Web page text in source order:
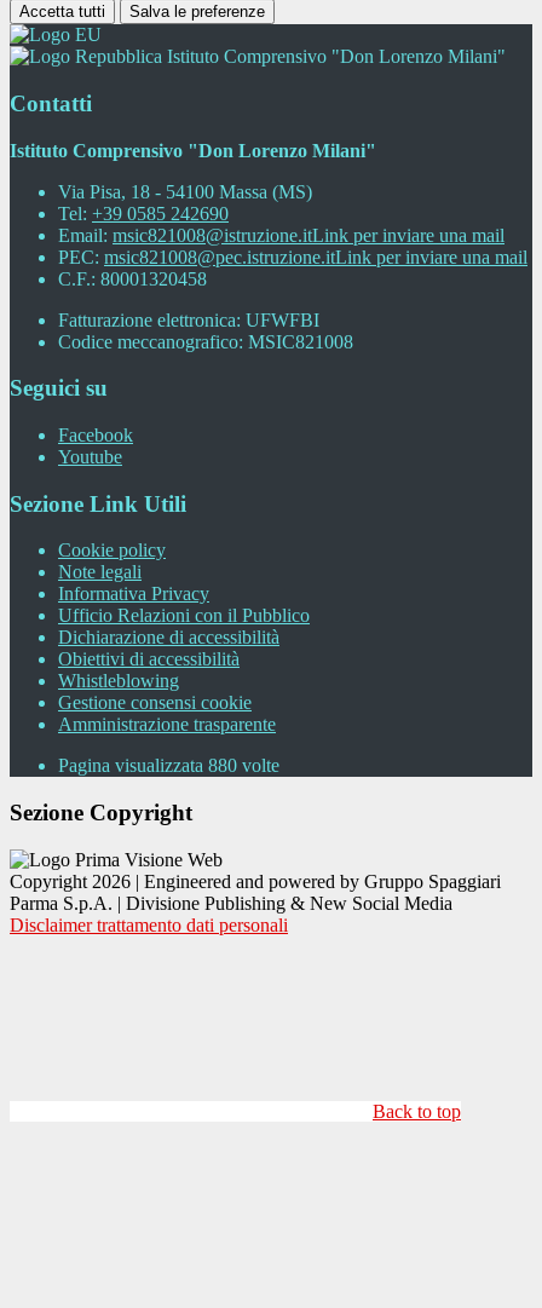
Accetta tutti Salva le preferenze
Istituto Comprensivo "Don Lorenzo Milani"
Contatti
Istituto Comprensivo "Don Lorenzo Milani"
Via Pisa, 18 - 54100 Massa (MS)
Tel: +39 0585 242690
Email: msic821008@istruzione.itLink per inviare una mail
PEC: msic821008@pec.istruzione.itLink per inviare una mail
C.F.: 80001320458
Fatturazione elettronica: UFWFBI
Codice meccanografico: MSIC821008
Seguici su
Facebook
Youtube
Sezione Link Utili
Cookie policy
Note legali
Informativa Privacy
Ufficio Relazioni con il Pubblico
Dichiarazione di accessibilità
Obiettivi di accessibilità
Whistleblowing
Gestione consensi cookie
Amministrazione trasparente
Pagina visualizzata 880 volte
Sezione Copyright
Copyright 2026 | Engineered and powered by Gruppo Spaggiari
Parma S.p.A. | Divisione Publishing & New Social Media
Disclaimer trattamento dati personali
Back to top